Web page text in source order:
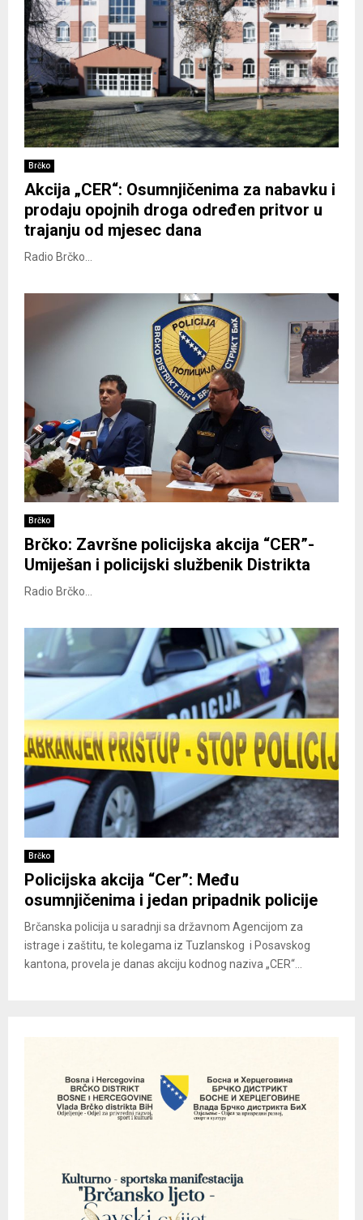
Brčko
Akcija „CER“: Osumnjičenima za nabavku i
prodaju opojnih droga određen pritvor u
trajanju od mjesec dana
Radio Brčko...
Brčko
Brčko: Završne policijska akcija “CER”-
Umiješan i policijski službenik Distrikta
Radio Brčko...
Brčko
Policijska akcija “Cer”: Među
osumnjičenima i jedan pripadnik policije
Brčanska policija u saradnji sa državnom Agencijom za
istrage i zaštitu, te kolegama iz Tuzlanskog i Posavskog
kantona, provela je danas akciju kodnog naziva „CER“...